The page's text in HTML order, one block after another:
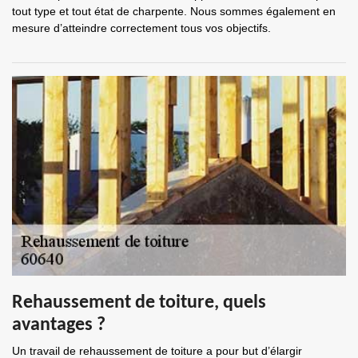
tout type et tout état de charpente. Nous sommes également en
mesure d’atteindre correctement tous vos objectifs.
Rehaussement de toiture, quels
avantages ?
Un travail de rehaussement de toiture a pour but d’élargir